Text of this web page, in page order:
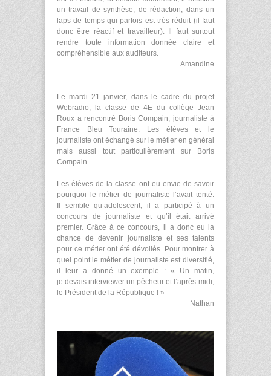
un travail de synthèse, de rédaction, dans un
laps de temps qui parfois est très réduit (il faut
donc être réactif et travailleur). Il faut surtout
rendre toute information donnée claire et
compréhensible aux auditeurs.
Amandine
Le mardi 21 janvier, dans le cadre du projet
Webradio, la classe de 4E du collège Jean
Roux a rencontré Boris Compain, journaliste à
France Bleu Touraine. Les élèves et le
journaliste ont échangé sur le métier en général
mais aussi tout particulièrement sur Boris
Compain.
Les élèves de la classe ont eu envie de savoir
pourquoi le métier de journaliste l’avait tenté.
Il semble qu’adolescent, il a participé à un
concours de journaliste et qu’il était arrivé
premier. Grâce à ce concours, il a donc eu la
chance de devenir journaliste et ses talents
pour ce métier ont été dévoilés. Pour montrer à
quel point le métier de journaliste est diversifié,
il leur a donné un exemple : « Un matin,
je devais interviewer un pêcheur et l’après-midi,
le Président de la République ! »
Nathan